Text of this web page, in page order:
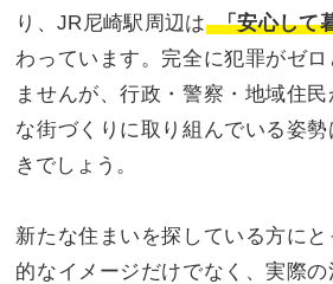
り、JR尼崎駅周辺は 「安心して
わっています。完全に犯罪がゼ
ませんが、行政・警察・地域住
な街づくりに取り組んでいる姿
きでしょう。
新たな住まいを探している方に
的なイメージだけでなく、実際